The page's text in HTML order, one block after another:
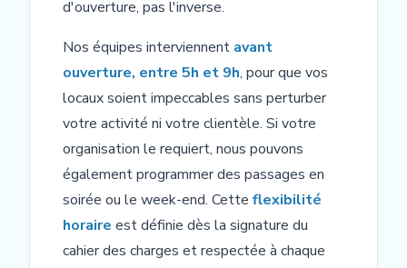
d'ouverture, pas l'inverse.
Nos équipes interviennent avant
ouverture, entre 5h et 9h, pour que vos
locaux soient impeccables sans perturber
votre activité ni votre clientèle. Si votre
organisation le requiert, nous pouvons
également programmer des passages en
soirée ou le week-end. Cette flexibilité
horaire est définie dès la signature du
cahier des charges et respectée à chaque